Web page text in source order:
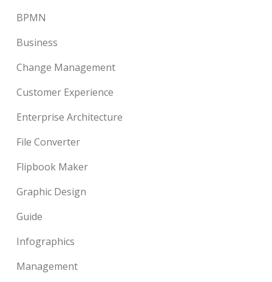
BPMN
Business
Change Management
Customer Experience
Enterprise Architecture
File Converter
Flipbook Maker
Graphic Design
Guide
Infographics
Management